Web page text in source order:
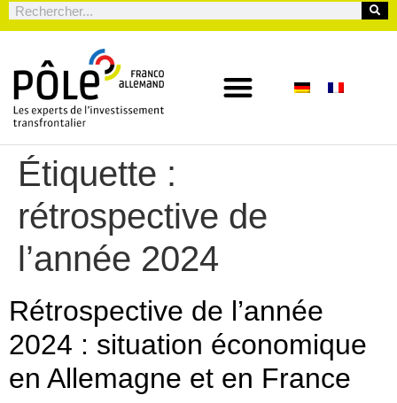
Étiquette :
rétrospective de
l’année 2024
Rétrospective de l’année
2024 : situation économique
en Allemagne et en France